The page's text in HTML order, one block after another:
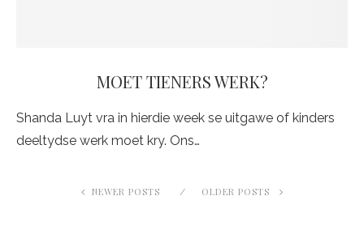
MOET TIENERS WERK?
Shanda Luyt vra in hierdie week se uitgawe of kinders
deeltydse werk moet kry. Ons…
NEWER POSTS OLDER POSTS